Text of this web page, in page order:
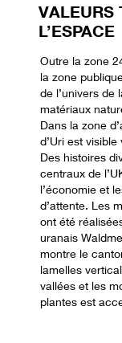
VALEURS
L’ESPACE
Outre la zone
la zone
de l’univers de
matériaux
Dans la zone
d’Uri est
Des histoires
centraux de
l’économie et
d’attente. Les
ont été
uranais
montre le
lamelles
vallées et les
plantes est